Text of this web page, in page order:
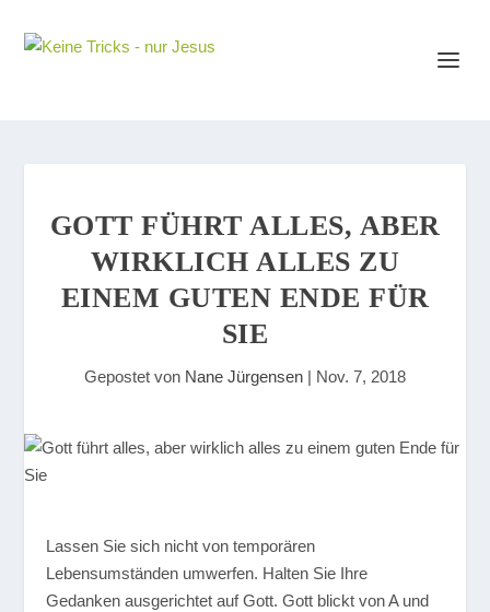
GOTT FÜHRT ALLES, ABER
WIRKLICH ALLES ZU
EINEM GUTEN ENDE FÜR
SIE
Gepostet von Nane Jürgensen | Nov. 7, 2018
Lassen Sie sich nicht von temporären
Lebensumständen umwerfen. Halten Sie Ihre
Gedanken ausgerichtet auf Gott. Gott blickt von A und